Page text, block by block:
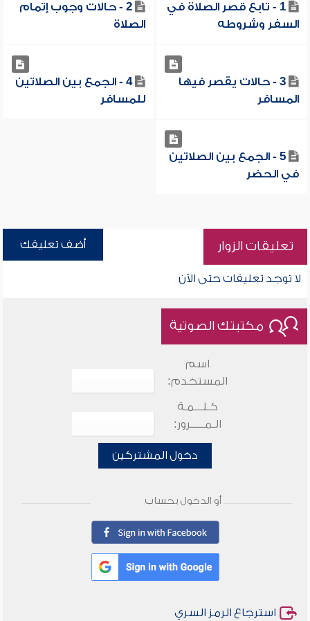
1 - تابع قصر الصلاة في
السفر وشروطه
2 - حالات وجوب إتمام
الصلاة
3 - حالات يقصر فيها
المسافر
4 - الجمع بين الصلاتين
للمسافر
5 - الجمع بين الصلاتين
في الحضر
تعليقات الزوار أضف تعليقك
لا توجد تعليقات حتى الآن
مكتبتك الصوتية
اسم
المستخدم:
كـلـــمـة
الـمـــــرور:
دخول المشتركين
أو الدخول بحساب
استرجاع الرمز السري